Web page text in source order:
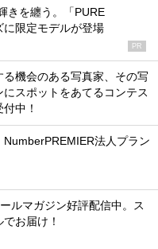
きを纏う。「PURE
に限定モデルが登場
PR
る機会のある写真家、その写
スポットをあてるコンテス
中！
NumberPREMIER法人プラン
ルマガジン好評配信中。ス
お届け！